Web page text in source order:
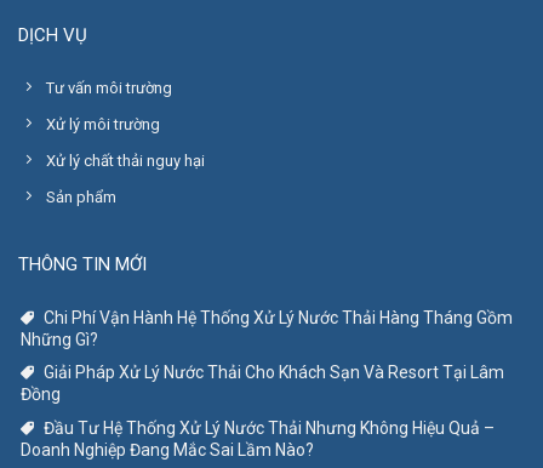
DỊCH VỤ
Tư vấn môi trường
Xử lý môi trường
Xử lý chất thải nguy hại
Sản phẩm
THÔNG TIN MỚI
Chi Phí Vận Hành Hệ Thống Xử Lý Nước Thải Hàng Tháng Gồm
Những Gì?
Giải Pháp Xử Lý Nước Thải Cho Khách Sạn Và Resort Tại Lâm
Đồng
Đầu Tư Hệ Thống Xử Lý Nước Thải Nhưng Không Hiệu Quả –
Doanh Nghiệp Đang Mắc Sai Lầm Nào?